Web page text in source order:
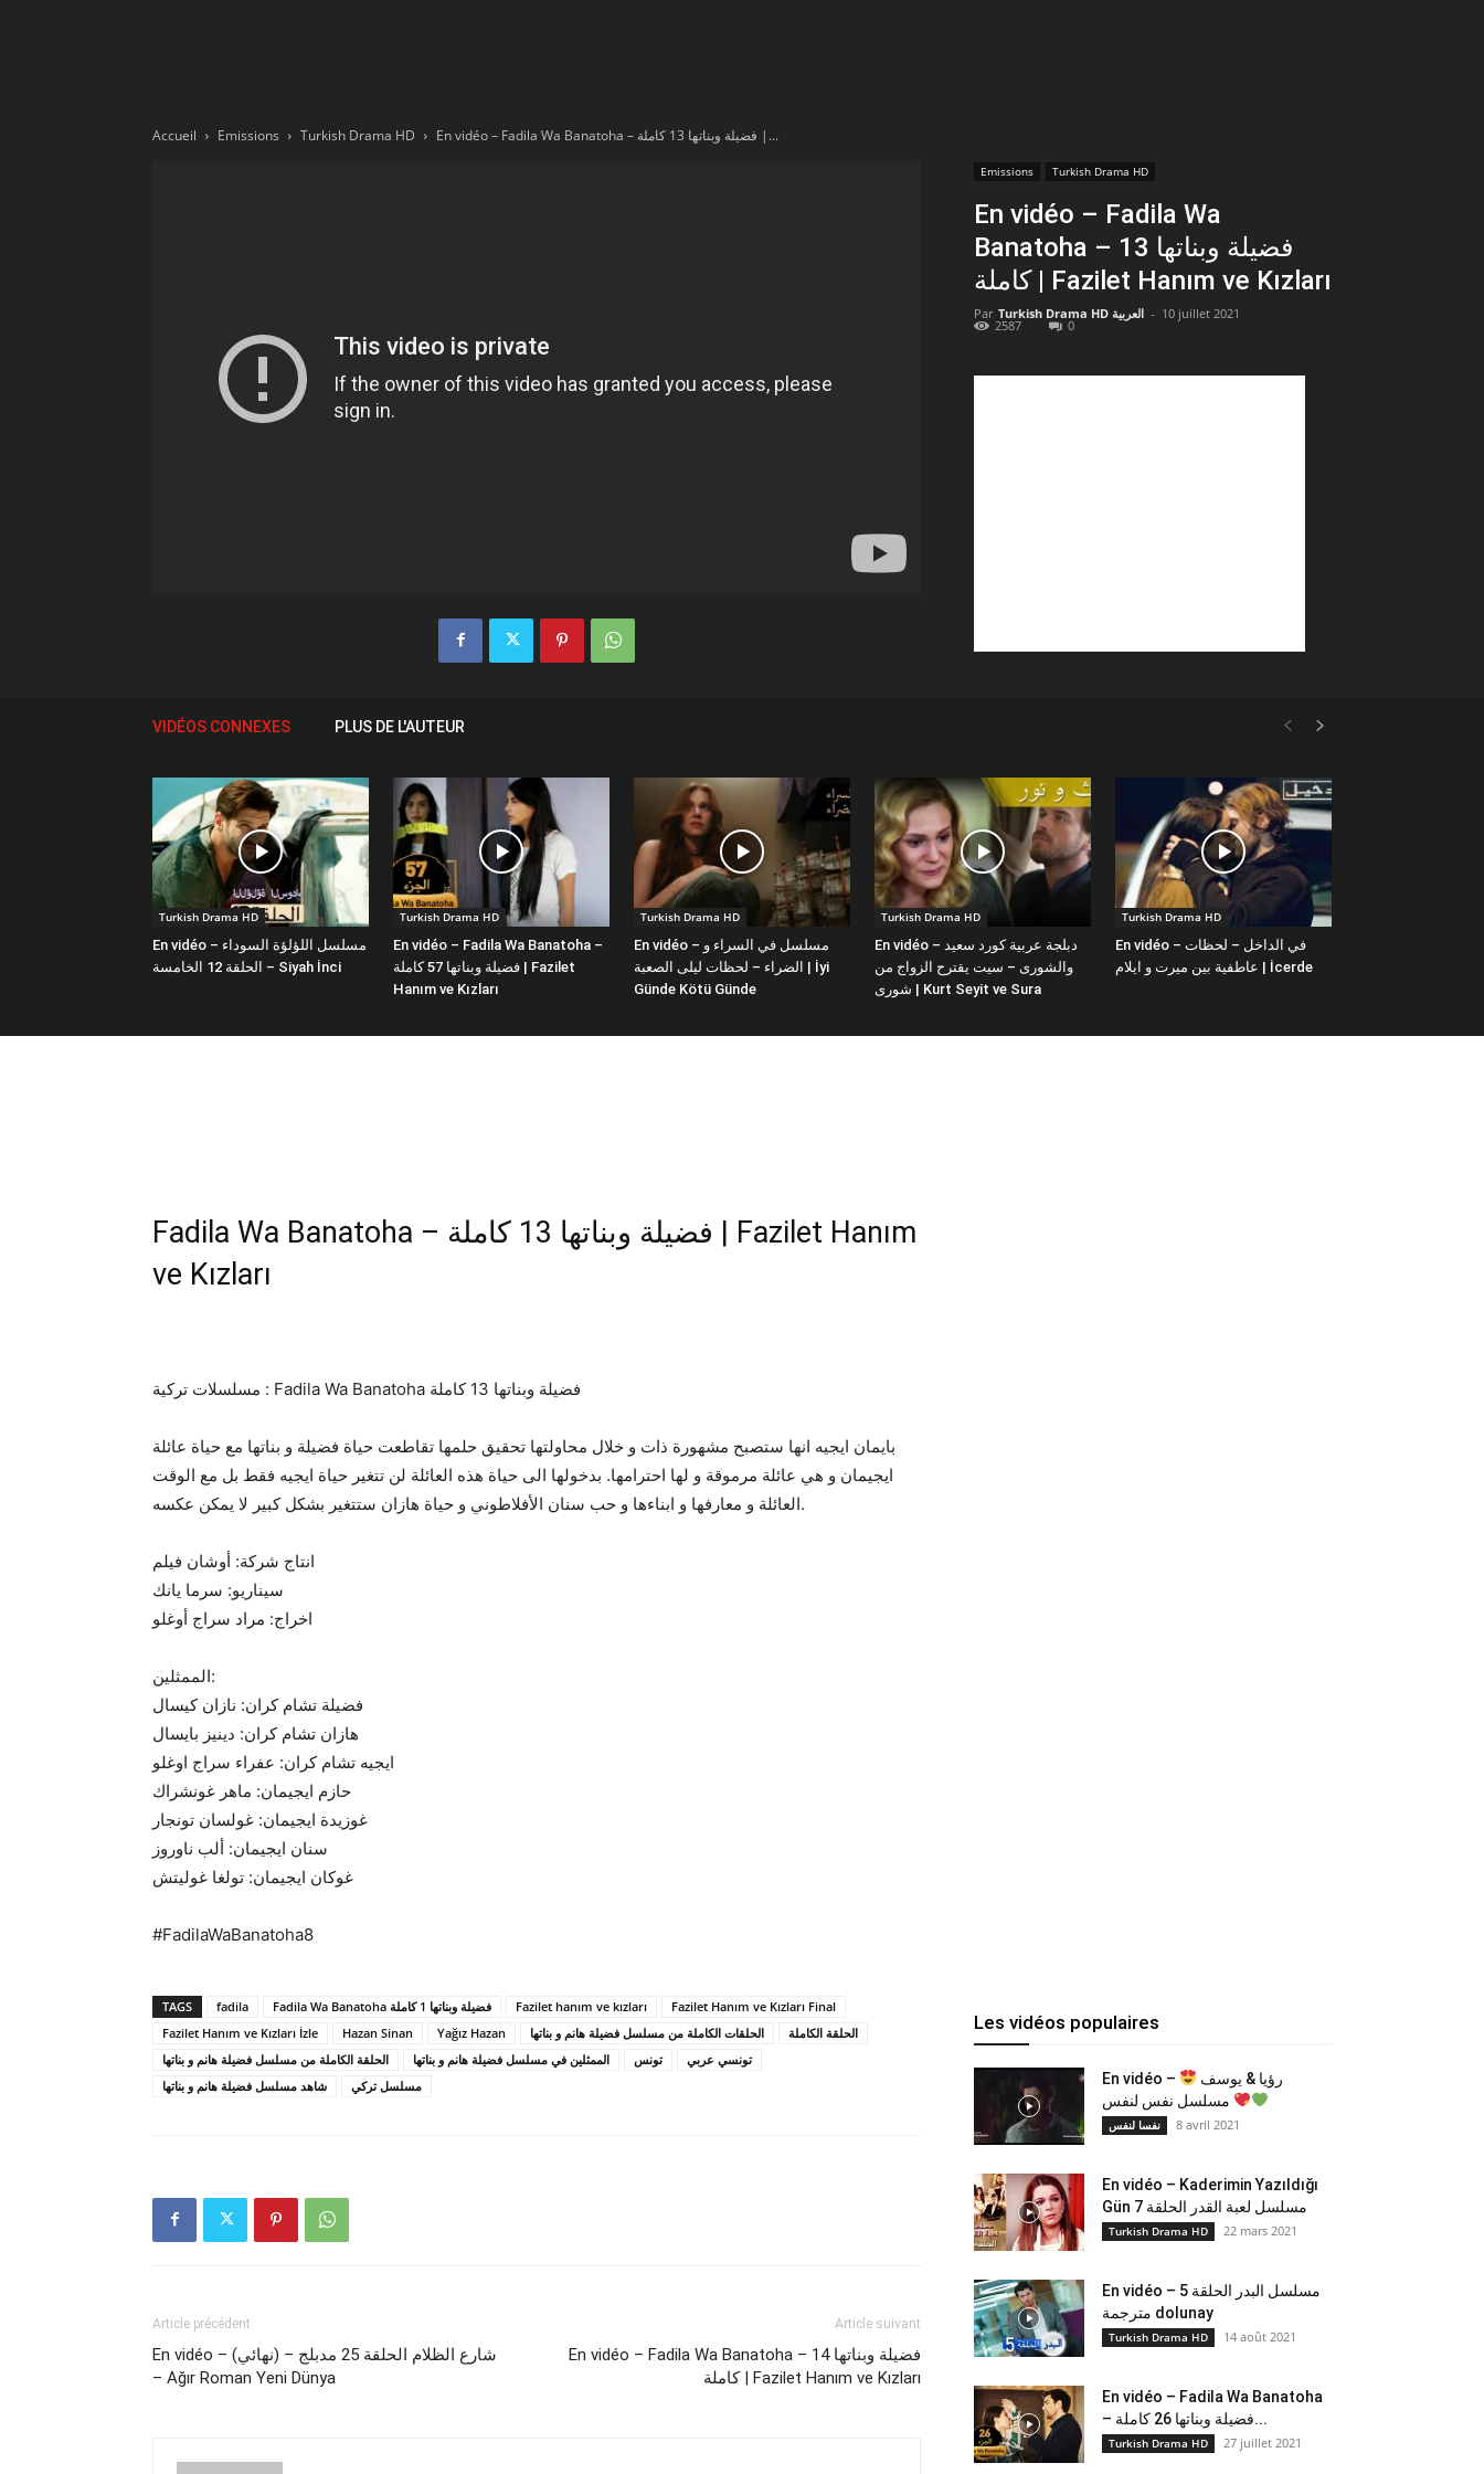
Accueil Emissions Turkish Drama HD En vidéo – Fadila Wa Banatoha – فضيلة وبناتها 13 كاملة |...
Emissions Turkish Drama HD
En vidéo – Fadila Wa
Banatoha – فضيلة وبناتها 13
كاملة | Fazilet Hanım ve Kızları
Par Turkish Drama HD العربية - 10 juillet 2021
2587 0
VIDÉOS CONNEXES PLUS DE L'AUTEUR
Turkish Drama HD
En vidéo – مسلسل اللؤلؤة السوداء
الحلقة 12 الخامسة – Siyah İnci
Turkish Drama HD
En vidéo – Fadila Wa Banatoha –
فضيلة وبناتها 57 كاملة | Fazilet
Hanım ve Kızları
Turkish Drama HD
En vidéo – مسلسل في السراء و
الضراء – لحظات ليلى الصعبة | İyi
Günde Kötü Günde
Turkish Drama HD
En vidéo – دبلجة عربية كورد سعيد
والشورى – سيت يقترح الزواج من
شورى | Kurt Seyit ve Sura
Turkish Drama HD
En vidéo – في الداخل – لحظات
عاطفية بين ميرت و ايلام | İcerde
Fadila Wa Banatoha – فضيلة وبناتها 13 كاملة | Fazilet Hanım
ve Kızları
مسلسلات تركية : Fadila Wa Banatoha فضيلة وبناتها 13 كاملة
بايمان ايجيه انها ستصبح مشهورة ذات و خلال محاولتها تحقيق حلمها تقاطعت حياة فضيلة و بناتها مع حياة عائلة
ايجيمان و هي عائلة مرموقة و لها احترامها. بدخولها الى حياة هذه العائلة لن تتغير حياة ايجيه فقط بل مع الوقت
العائلة و معارفها و ابناءها و حب سنان الأفلاطوني و حياة هازان ستتغير بشكل كبير لا يمكن عكسه.
انتاج شركة: أوشان فيلم
سيناريو: سرما يانك
اخراج: مراد سراج أوغلو
الممثلين:
فضيلة تشام كران: نازان كيسال
هازان تشام كران: دينيز بايسال
ايجيه تشام كران: عفراء سراج اوغلو
حازم ايجيمان: ماهر غونشراك
غوزيدة ايجيمان: غولسان تونجار
سنان ايجيمان: ألب ناوروز
غوكان ايجيمان: تولغا غوليتش
#FadilaWaBanatoha8
TAGS fadila Fadila Wa Banatoha فضيلة وبناتها 1 كاملة Fazilet hanım ve kızları
Fazilet Hanım ve Kızları Final
Fazilet Hanım ve Kızları İzle
Hazan Sinan Yağız Hazan الحلقات الكاملة من مسلسل فضيلة هانم و بناتها
الحلقة الكاملة
الحلقة الكاملة من مسلسل فضيلة هانم و بناتها
الممثلين في مسلسل فضيلة هانم و بناتها تونس
تونسي عربي
شاهد مسلسل فضيلة هانم و بناتها
مسلسل تركي
Article précédent
En vidéo – (نهائي) – شارع الظلام الحلقة 25 مدبلج
– Ağır Roman Yeni Dünya
Article suivant
En vidéo – Fadila Wa Banatoha – فضيلة وبناتها 14
كاملة | Fazilet Hanım ve Kızları
Les vidéos populaires
En vidéo –
نفسا لنفس 8 avril 2021
En vidéo – Kaderimin Yazıldığı
Gün مسلسل لعبة القدر الحلقة 7
Turkish Drama HD 22 mars 2021
En vidéo – مسلسل البدر الحلقة 5
مترجمة dolunay
Turkish Drama HD 14 août 2021
En vidéo – Fadila Wa Banatoha
– فضيلة وبناتها 26 كاملة...
Turkish Drama HD 27 juillet 2021